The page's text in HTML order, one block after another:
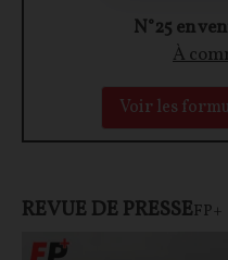
N°25 en
À
Voir les
REVUE DE PRESSEFP+